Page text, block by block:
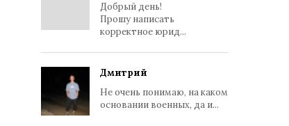
Добрый день!
Прошу написать
корректное юрид...
Дмитрий
Не очень понимаю, на каком
основании военных, да и...